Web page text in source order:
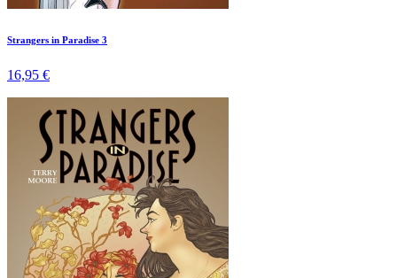
Strangers in Paradise 3
16,95 €